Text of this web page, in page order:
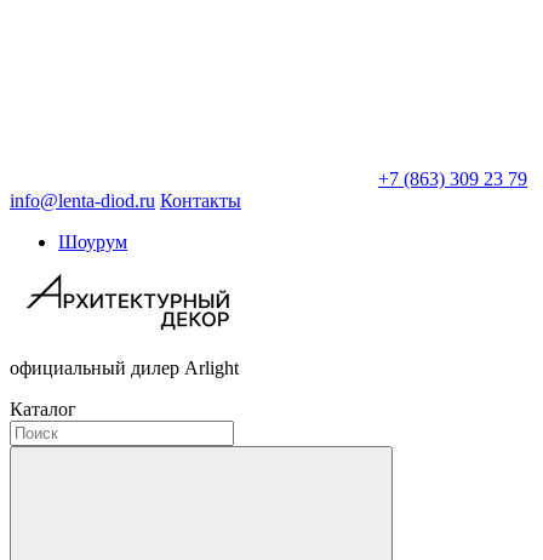
+7 (863) 309 23 79
info@lenta-diod.ru Контакты
Шоурум
официальный дилер Arlight
Каталог